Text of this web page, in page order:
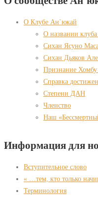
О Клубе Ан`юкай
О названии
Сихан Ясуно
Сихан Дьяков
Признание Хомбу
Справка
Степени ДАН
Членство
Наш
Информация для
Вступительное слово
« …тем, кто только
Терминология